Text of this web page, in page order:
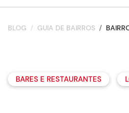
BLOG GUIA DE BAIRROS
BARES E RESTAURANTES